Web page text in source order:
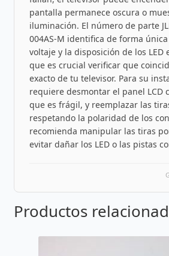
pantalla permanece oscura o
iluminación. El número de parte
004AS-M identifica de forma
voltaje y la disposición de los LED
que es crucial verificar que
exacto de tu televisor. Para su
requiere desmontar el panel LCD
que es frágil, y reemplazar las
respetando la polaridad de los
recomienda manipular las tiras
evitar dañar los LED o las pistas
Productos